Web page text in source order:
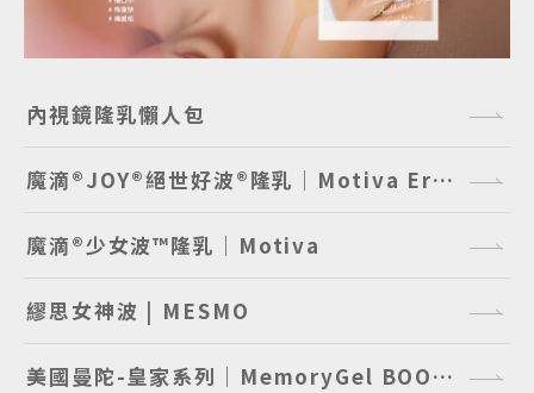
內視鏡隆乳懶人包
魔滴®JOY®絕世好波®隆乳｜Motiva Ergonomix2® JOY®
魔滴®少女波™隆乳｜Motiva
繆思女神波 | MESMO
美國曼陀-皇家系列｜MemoryGel BOOST™